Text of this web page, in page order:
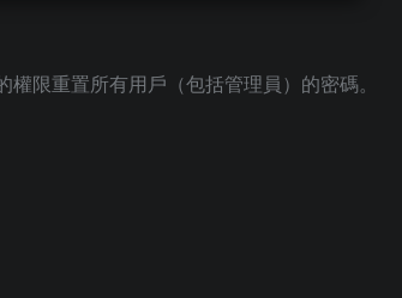
限重置所有用戶（包括管理員）的密碼。